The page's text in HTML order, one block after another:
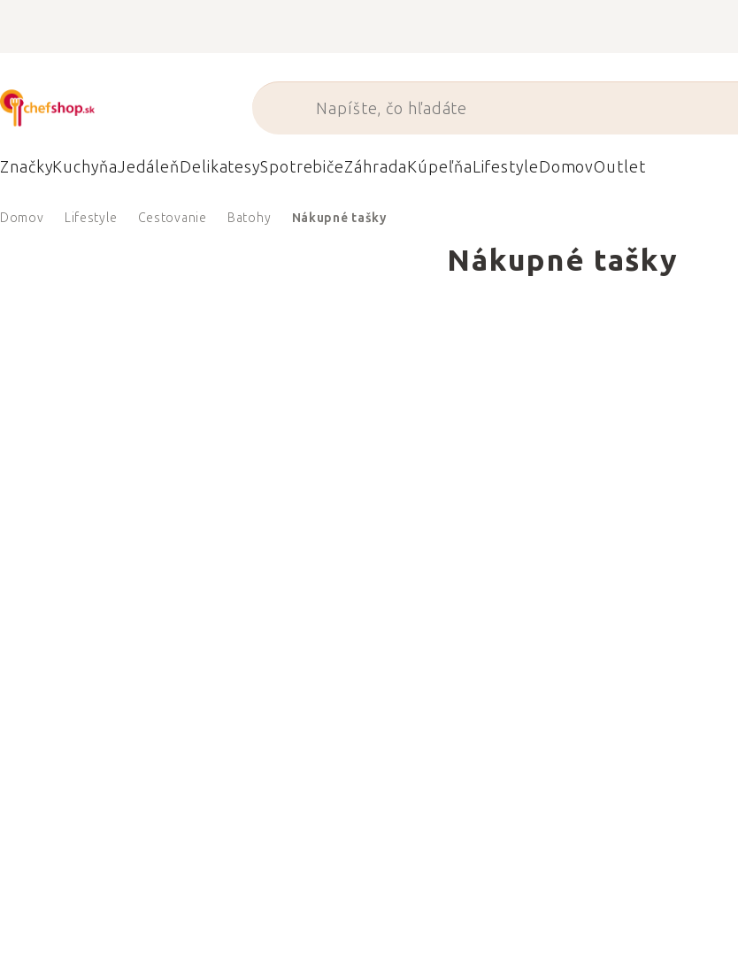
ZnačkyKuchyňaJedáleňDelikatesySpotrebičeZáhradaKúpeľňaLifestyleDomovOutlet
Domov Lifestyle Cestovanie Batohy Nákupné tašky
Nákupné tašky